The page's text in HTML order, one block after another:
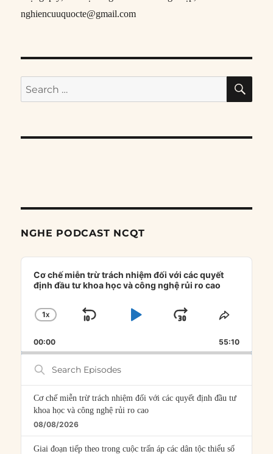
nghiencuuquocte@gmail.com
Search
for:
NGHE PODCAST NCQT
Audio
Player
Cơ chế miễn trừ trách nhiệm đối với các quyết
định đầu tư khoa học và công nghệ rủi ro cao
CHANGE
RATE
1X
SKIP
PLAYJUMP
FORWARD
SHARE
00:00 55:10
Search
Episodes
Cơ chế miễn trừ trách nhiệm đối với các quyết định đầu tư
khoa học và công nghệ rủi ro cao
08/08/2026
Giai đoạn tiếp theo trong cuộc trấn áp các dân tộc thiểu số